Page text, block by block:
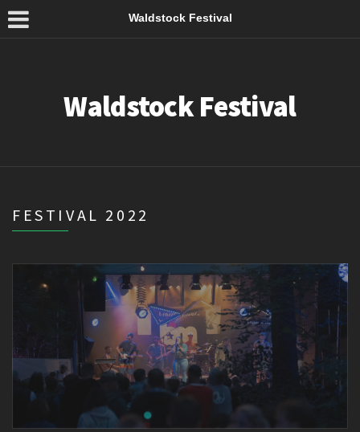
Waldstock Festival
Waldstock Festival
FESTIVAL 2022